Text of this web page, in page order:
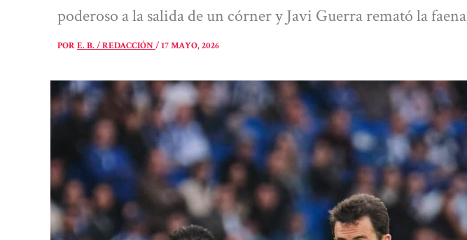
poderoso a la salida de un córner y Javi Guerra remató la faena
PORE. B. / REDACCIÓN/17 MAYO, 2026